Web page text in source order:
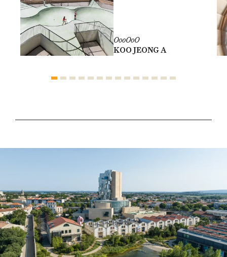
OooOoO
KOO JEONG A